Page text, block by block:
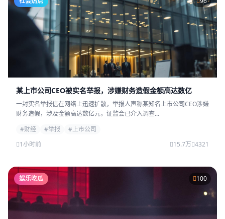
某上市公司CEO被实名举报，涉嫌财务造假金额高达数亿
一封实名举报信在网络上迅速扩散，举报人声称某知名上市公司CEO涉嫌
财务造假，涉及金额高达数亿元，证监会已介入调查...
#财经
#举报
#上市公司
1小时前
15.7万 4321
娱乐吃瓜 100